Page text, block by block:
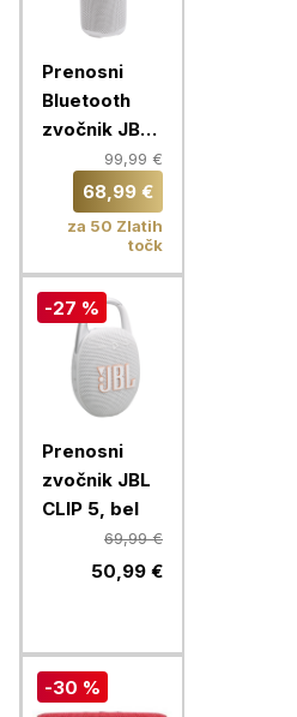
Prenosni
Bluetooth
zvočnik JBL
Grip, white
99,99 €
68,99 €
za 50 Zlatih
točk
-27 %
Prenosni
zvočnik JBL
CLIP 5, bel
69,99 €
50,99 €
-30 %